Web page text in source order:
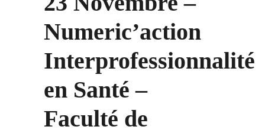
Numeric’action
Interprofessionnalité
en Santé –
Faculté de